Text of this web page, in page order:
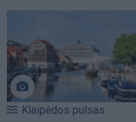
Klaipėdos pulsas